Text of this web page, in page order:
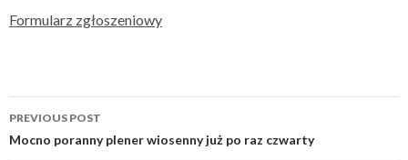
Formularz zgłoszeniowy
Post
navigation
PREVIOUS POST
Mocno poranny plener wiosenny już po raz czwarty